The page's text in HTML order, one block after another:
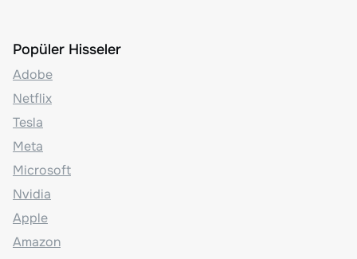
Popüler Hisseler
Adobe
Netflix
Tesla
Meta
Microsoft
Nvidia
Apple
Amazon